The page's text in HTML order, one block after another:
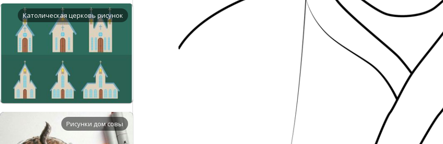
Католическая церковь рисунок
Рисунки дом совы